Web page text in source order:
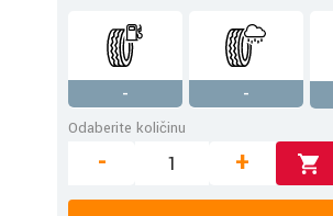
- -
Odaberite količinu
- +